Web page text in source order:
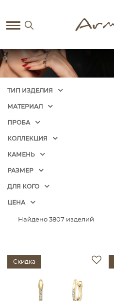
ТИП ИЗДЕЛИЯ
МАТЕРИАЛ
ПРОБА
КОЛЛЕКЦИЯ
КАМЕНЬ
РАЗМЕР
ДЛЯ КОГО
ЦЕНА
Найдено 3807 изделий
Скидка